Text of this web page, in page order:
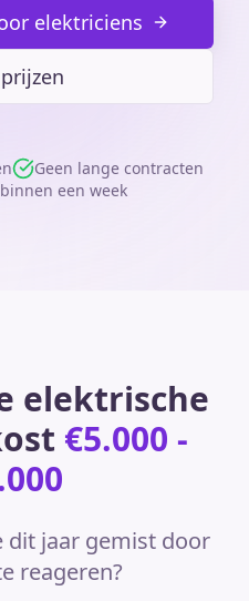
elektriciens
Geen lange contracten
een week
elektrische
€5.000 -
dit jaar gemist door
reageren?